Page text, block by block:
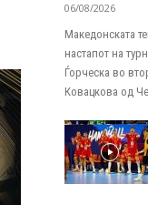
06/08/2026
Македонската
настапот на
Ѓорческа во
Ковацкова од